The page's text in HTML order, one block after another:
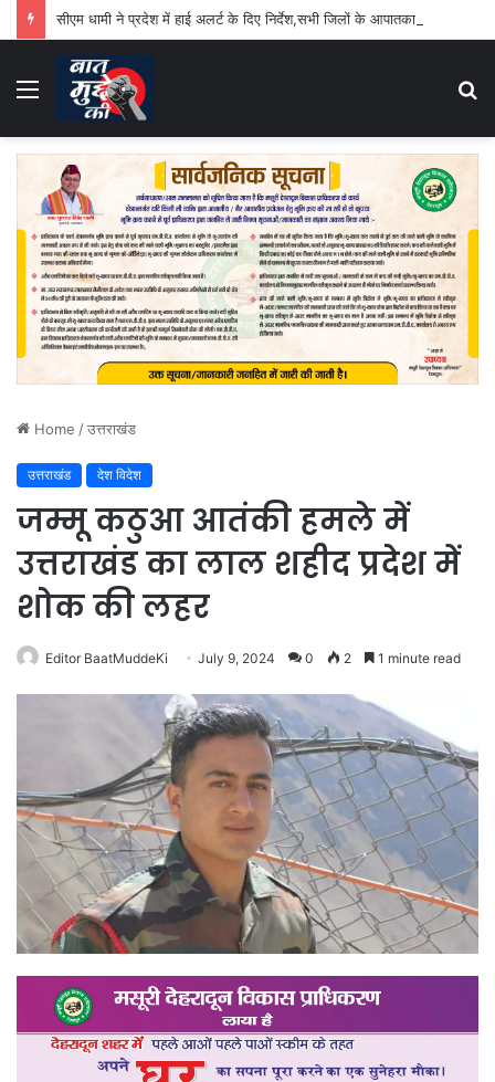
Menu
Home /उत्तराखंड
उत्तराखंड देश विदेश
जम्मू कठुआ आतंकी हमले में
उत्तराखंड का लाल शहीद प्रदेश में
शोक की लहर
Editor BaatMuddeKi July 9, 2024 0 2 1 minute read